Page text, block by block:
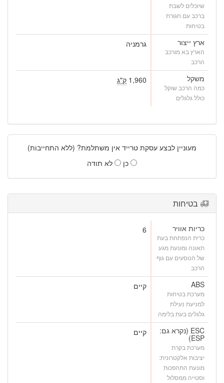
שיוכלים לשבת
ברכב עם חגורת
בטיחות
ארץ ייצור
הארץ בא מורכב
הרכב
גרמניה
משקל
כמה הרכב שוקל
כולל גלגלים
1,960 ק"ג
מעוניין לבצע עסקת טרייד אין משתלמת? (ללא התחייבות)
כן
לא תודה
בטיחות
כריות אוויר
כרית הנפתחת בעת
תאונה ומונעת מגע
של הנוסעים עם גוף
הרכב
6
ABS
מערכת בטיחות
למניעת נעילת
גלגלים בעת בלימה
קיים
ESC (נקרא גם:
ESP)
מערכת בקרת
יציבות אלקטרונית:
מונעת התהפכות
וסטייה ממסלול
קיים